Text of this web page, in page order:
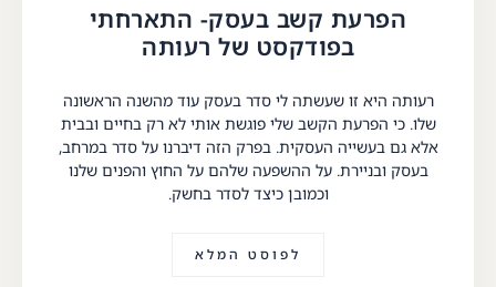
הפרעת קשב בעסק- התארחתי
בפודקסט של רעותה
רעותה היא זו שעשתה לי סדר בעסק עוד מהשנה הראשונה
שלו. כי הפרעת הקשב שלי פוגשת אותי לא רק בחיים ובבית
אלא גם בעשייה העסקית. בפרק הזה דיברנו על סדר במרחב,
בעסק ובניירת. על ההשפעה שלהם על החוץ והפנים שלנו
וכמובן כיצד לסדר בחשק.
לפוסט המלא